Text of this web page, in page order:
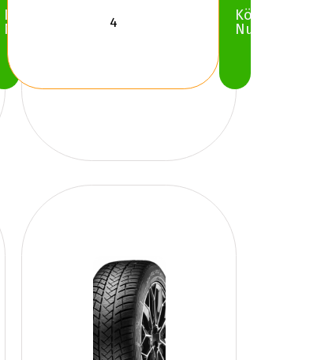
Köp
Nu
Köp
Nu